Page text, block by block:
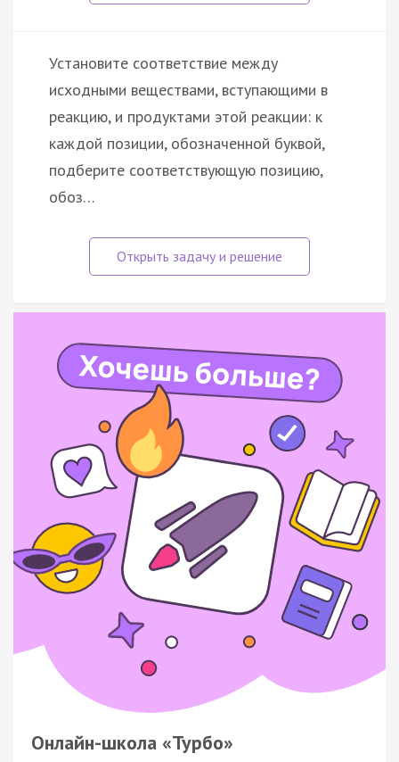
Установите соответствие между
исходными веществами, вступающими в
реакцию, и продуктами этой реакции: к
каждой позиции, обозначенной буквой,
подберите соответствующую позицию,
обоз…
Онлайн-школа «Турбо»